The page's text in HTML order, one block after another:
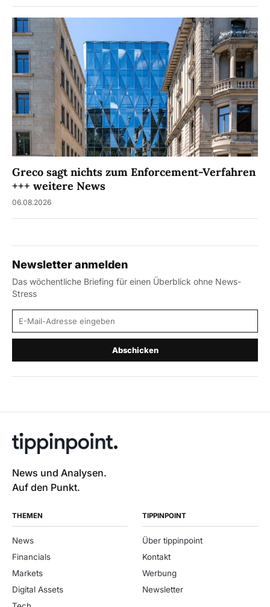
Greco sagt nichts zum Enforcement-Verfahren
+++ weitere News
06.08.2026
Newsletter anmelden
Das wöchentliche Briefing für einen Überblick ohne News-
Stress
E-Mail-Adresse
Abschicken
News und Analysen.
Auf den Punkt.
THEMEN
News
Financials
Markets
Digital Assets
TIPPINPOINT
Über tippinpoint
Kontakt
Werbung
Newsletter